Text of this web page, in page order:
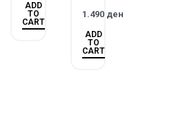
ADD
TO
CART
1.490 ден
ADD
TO
CART